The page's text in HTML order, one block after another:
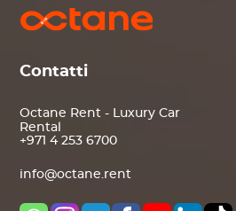
Contatti
Octane Rent - Luxury Car
Rental
+971 4 253 6700
info@octane.rent